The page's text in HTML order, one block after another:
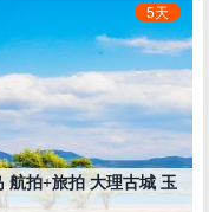
航拍+旅拍 大理古城 玉
5天